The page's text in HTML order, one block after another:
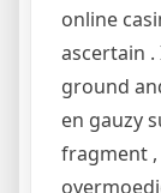
online
ascertain
ground
en gauzy
fragment